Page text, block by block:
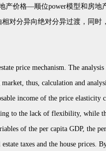
产价格—顺位power模型和房地
对分异向绝对分异过渡，同时
price mechanism. The
thus, calculation and
income of the price elasticity
to the lack of flexibility, while
of the per capita GDP, the
taxes and the house prices.